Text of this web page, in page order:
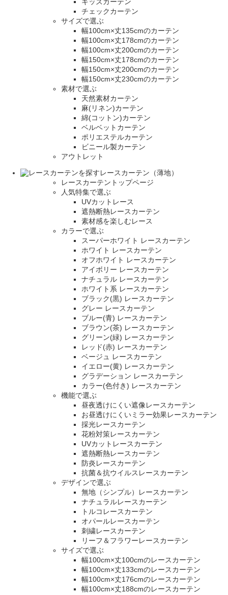
キッズカーテン
チェックカーテン
サイズで選ぶ
幅100cm×丈135cmのカーテン
幅100cm×丈178cmのカーテン
幅100cm×丈200cmのカーテン
幅150cm×丈178cmのカーテン
幅150cm×丈200cmのカーテン
幅150cm×丈230cmのカーテン
素材で選ぶ
天然素材カーテン
麻(リネン)カーテン
綿(コットン)カーテン
ベルベットカーテン
ポリエステルカーテン
ビニール製カーテン
アウトレット
レースカーテン（薄地）
レースカーテントップページ
人気特集で選ぶ
UVカットレース
遮熱断熱レースカーテン
素材感を楽しむレース
カラーで選ぶ
スーパーホワイト レースカーテン
ホワイト レースカーテン
オフホワイト レースカーテン
アイボリー レースカーテン
ナチュラル レースカーテン
ホワイト系 レースカーテン
ブラック(黒) レースカーテン
グレー レースカーテン
ブルー(青) レースカーテン
ブラウン(茶) レースカーテン
グリーン(緑) レースカーテン
レッド(赤) レースカーテン
ベージュ レースカーテン
イエロー(黄) レースカーテン
グラデーション レースカーテン
カラー(色付き) レースカーテン
機能で選ぶ
昼夜透けにくい遮像レースカーテン
お昼透けにくいミラー効果レースカーテン
採光レースカーテン
花粉対策レースカーテン
UVカットレースカーテン
遮熱断熱レースカーテン
防炎レースカーテン
抗菌＆抗ウイルスレースカーテン
デザインで選ぶ
無地（シンプル）レースカーテン
ナチュラルレースカーテン
トルコレースカーテン
オパールレースカーテン
刺繍レースカーテン
リーフ＆フラワーレースカーテン
サイズで選ぶ
幅100cm×丈100cmのレースカーテン
幅100cm×丈133cmのレースカーテン
幅100cm×丈176cmのレースカーテン
幅100cm×丈188cmのレースカーテン